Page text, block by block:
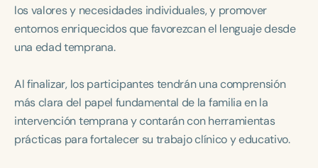
los valores y necesidades individuales, y promover
entornos enriquecidos que favorezcan el lenguaje desde
una edad temprana.
Al finalizar, los participantes tendrán una comprensión
más clara del papel fundamental de la familia en la
intervención temprana y contarán con herramientas
prácticas para fortalecer su trabajo clínico y educativo.